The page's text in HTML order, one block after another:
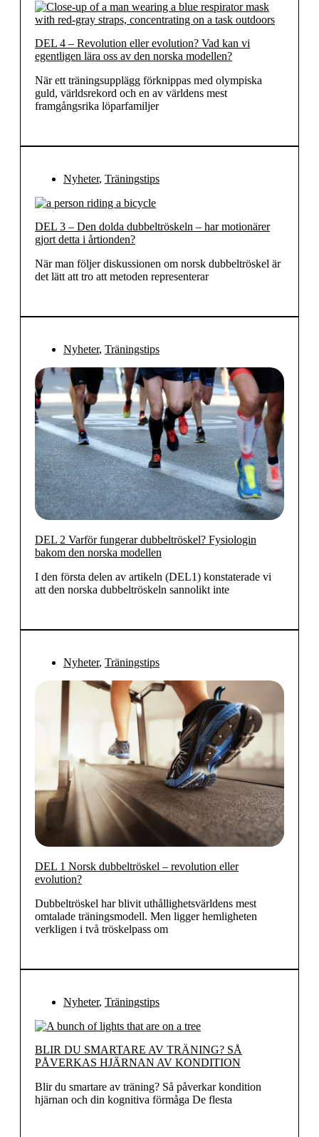
DEL 4 – Revolution eller evolution? Vad kan vi
egentligen lära oss av den norska modellen?
När ett träningsupplägg förknippas med olympiska
guld, världsrekord och en av världens mest
framgångsrika löparfamiljer
Nyheter, Träningstips
DEL 3 – Den dolda dubbeltröskeln – har motionärer
gjort detta i årtionden?
När man följer diskussionen om norsk dubbeltröskel är
det lätt att tro att metoden representerar
Nyheter, Träningstips
DEL 2 Varför fungerar dubbeltröskel? Fysiologin
bakom den norska modellen
I den första delen av artikeln (DEL1) konstaterade vi
att den norska dubbeltröskeln sannolikt inte
Nyheter, Träningstips
DEL 1 Norsk dubbeltröskel – revolution eller
evolution?
Dubbeltröskel har blivit uthållighetsvärldens mest
omtalade träningsmodell. Men ligger hemligheten
verkligen i två tröskelpass om
Nyheter, Träningstips
BLIR DU SMARTARE AV TRÄNING? SÅ
PÅVERKAS HJÄRNAN AV KONDITION
Blir du smartare av träning? Så påverkar kondition
hjärnan och din kognitiva förmåga De flesta